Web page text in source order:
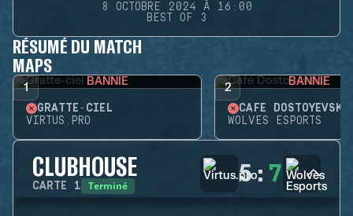
8 OCTOBRE 2024 À 16:00
BEST OF 3
RÉSUMÉ DU MATCH
MAPS
1 BANNIE
GRATTE-CIEL
VIRTUS.PRO
2 BANNIE
CAFÉ DOSTOYEVSKY
WOLVES ESPORTS
CLUBHOUSE
CARTE 1 Terminé 5: 7